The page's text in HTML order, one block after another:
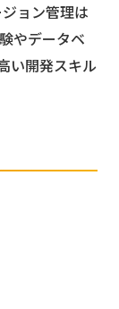
ョン管理は
やデータベ
い開発スキル